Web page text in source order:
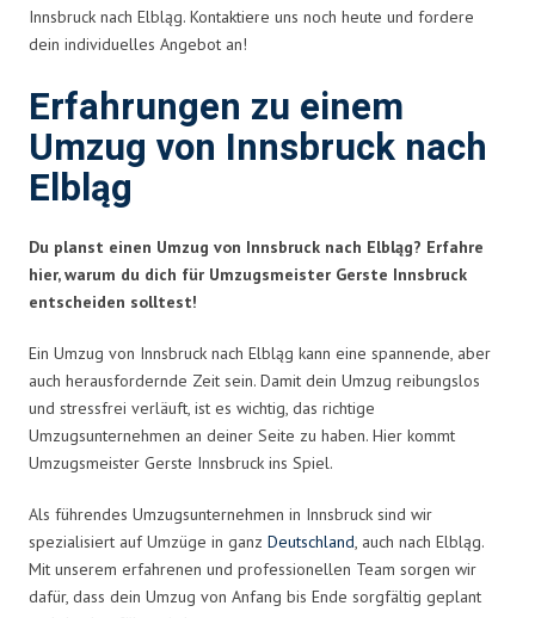
Innsbruck nach Elbląg. Kontaktiere uns noch heute und fordere
dein individuelles Angebot an!
Erfahrungen zu einem
Umzug von Innsbruck nach
Elbląg
Du planst einen Umzug von Innsbruck nach Elbląg? Erfahre
hier, warum du dich für Umzugsmeister Gerste Innsbruck
entscheiden solltest!
Ein Umzug von Innsbruck nach Elbląg kann eine spannende, aber
auch herausfordernde Zeit sein. Damit dein Umzug reibungslos
und stressfrei verläuft, ist es wichtig, das richtige
Umzugsunternehmen an deiner Seite zu haben. Hier kommt
Umzugsmeister Gerste Innsbruck ins Spiel.
Als führendes Umzugsunternehmen in Innsbruck sind wir
spezialisiert auf Umzüge in ganz Deutschland, auch nach Elbląg.
Mit unserem erfahrenen und professionellen Team sorgen wir
dafür, dass dein Umzug von Anfang bis Ende sorgfältig geplant